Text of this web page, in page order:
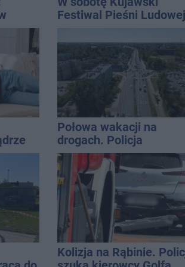
Festiwal Pieśni Ludowej
żeby
żyć
Połowa wakacji na
drogach. Policja
podsumowała lipiec
Kolizja na Rąbinie.